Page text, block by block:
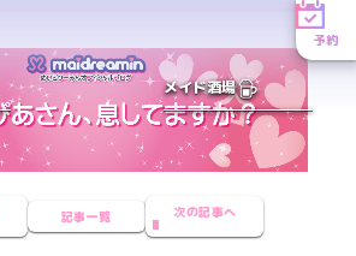
予約
メイド酒場
記事一覧 次の記事へ